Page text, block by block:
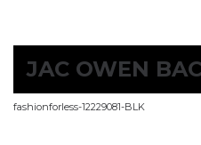
JAC OWEN
fashionforless-12229081-BLK